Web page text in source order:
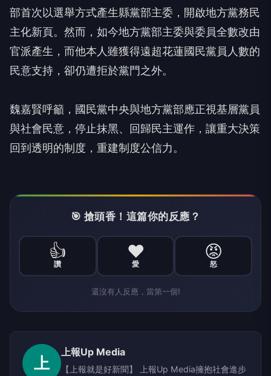
部首次以選舉方式產生縣黨部主委，開啟地方黨務民
主化新頁。然而，如今地方黨部主委與委員全數改由
官派產生，而他本人雖獲得遠超花蓮國民黨員人數的
民意支持，卻仍遭拒於黨門之外。
魏嘉賢呼籲，國民黨中央與地方黨部應正視基層黨員
與社會民意，停止抹黑、回歸民主運作，讓重大決策
回到透明的制度，重建制度公信力。
🎯 搶頭香！這篇你的反應？
👍
讚
❤️
愛
😡
怒
還沒有人反應，當第一個!
上
上報Up Media
【上報就是好新聞】 上報Up Media擁抱社會進步